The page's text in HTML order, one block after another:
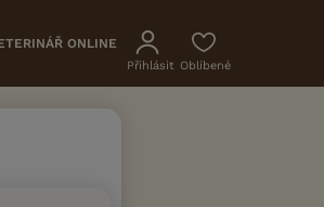
ONLINE
Přihlásit Oblíbené